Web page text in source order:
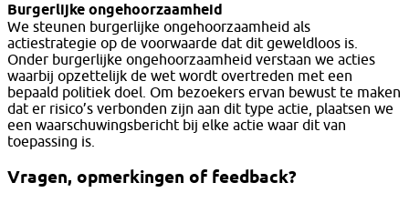
Burgerlijke ongehoorzaamheid
We steunen burgerlijke ongehoorzaamheid als
actiestrategie op de voorwaarde dat dit geweldloos is.
Onder burgerlijke ongehoorzaamheid verstaan we acties
waarbij opzettelijk de wet wordt overtreden met een
bepaald politiek doel. Om bezoekers ervan bewust te maken
dat er risico’s verbonden zijn aan dit type actie, plaatsen we
een waarschuwingsbericht bij elke actie waar dit van
toepassing is.
Vragen, opmerkingen of feedback?